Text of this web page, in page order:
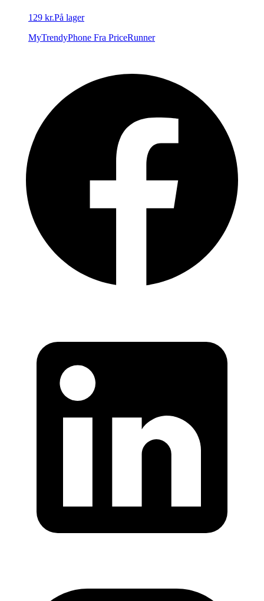
129 kr.På lager
MyTrendyPhone Fra PriceRunner